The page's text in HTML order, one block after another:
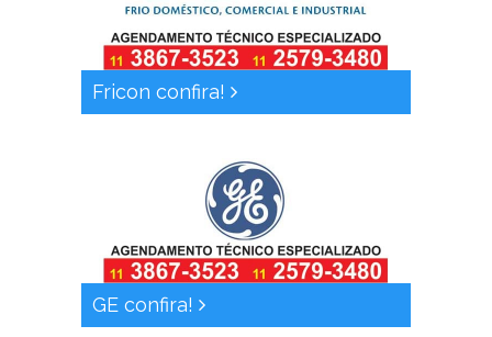
Fricon confira!
GE confira!